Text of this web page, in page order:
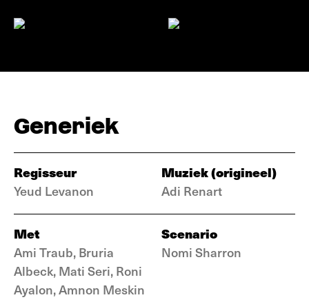
Generiek
Regisseur
Yeud Levanon
Muziek (origineel)
Adi Renart
Met
Ami Traub, Bruria
Albeck, Mati Seri, Roni
Ayalon, Amnon Meskin
Scenario
Nomi Sharron